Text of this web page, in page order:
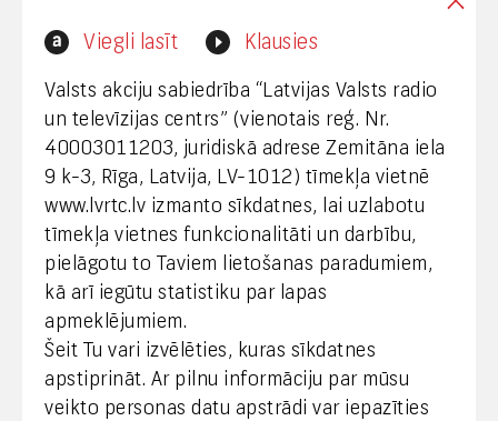
Viegli lasīt Klausies
Valsts akciju sabiedrība “Latvijas Valsts radio
un televīzijas centrs” (vienotais reģ. Nr.
40003011203, juridiskā adrese Zemitāna iela
9 k-3, Rīga, Latvija, LV-1012) tīmekļa vietnē
www.lvrtc.lv izmanto sīkdatnes, lai uzlabotu
tīmekļa vietnes funkcionalitāti un darbību,
pielāgotu to Taviem lietošanas paradumiem,
kā arī iegūtu statistiku par lapas
apmeklējumiem.
Šeit Tu vari izvēlēties, kuras sīkdatnes
apstiprināt. Ar pilnu informāciju par mūsu
veikto personas datu apstrādi var iepazīties
Interneta vietnes www.lvrtc.lv administrators:
Klientu apkalpošana
+371 67108787
Medijiem
+371 29665001
vineta.sprugaine@lvrtc.lv